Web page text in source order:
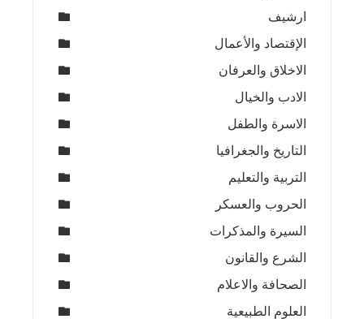
ارشيف
الإقتصاد والأعمال
الاخلاق والعرفان
الادب والخيال
الاسرة والطفل
التاريخ والجغرافيا
التربية والتعليم
الحروب والعسكر
السيرة والمذكرات
الشرع والقانون
الصحافة والاعلام
العلوم الطبيعية